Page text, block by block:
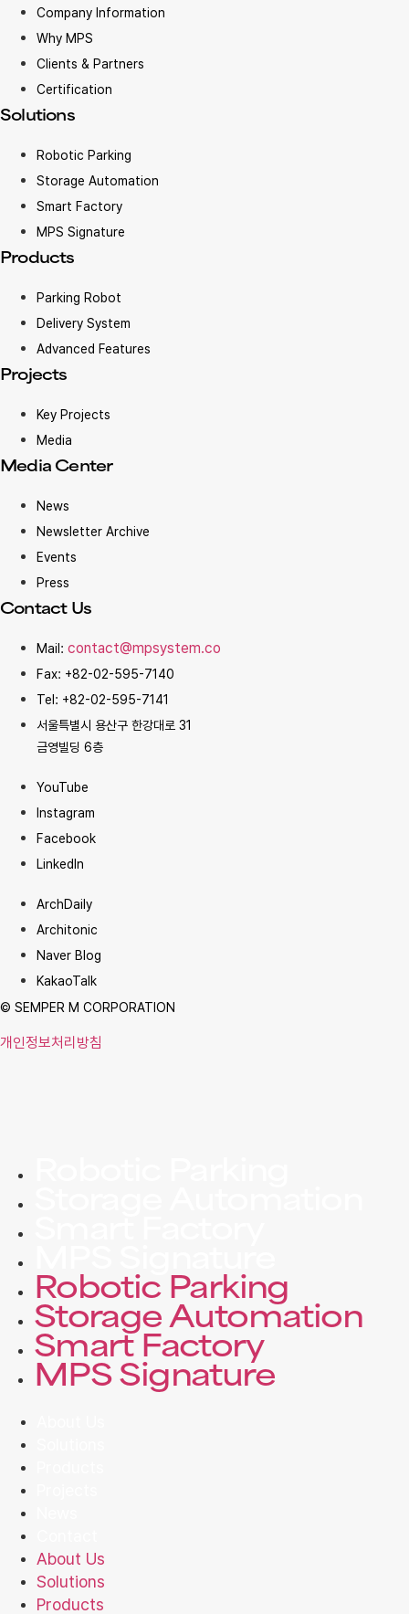
Company Information
Why MPS
Clients & Partners
Certification
Solutions
Robotic Parking
Storage Automation
Smart Factory
MPS Signature
Products
Parking Robot
Delivery System
Advanced Features
Projects
Key Projects
Media
Media Center
News
Newsletter Archive
Events
Press
Contact Us
Mail: contact@mpsystem.co
Fax: +82-02-595-7140
Tel: +82-02-595-7141
서울특별시 용산구 한강대로 31
금영빌딩 6층
YouTube
Instagram
Facebook
LinkedIn
ArchDaily
Architonic
Naver Blog
KakaoTalk
© SEMPER M CORPORATION
개인정보처리방침
Robotic Parking
Storage Automation
Smart Factory
MPS Signature
About Us
Solutions
Products